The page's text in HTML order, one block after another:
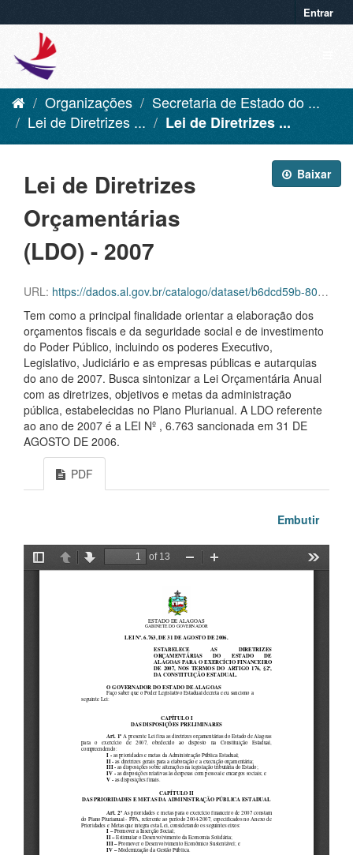
Entrar
Organizações
Secretaria de Estado do ...
Lei de Diretrizes ...
Lei de Diretrizes ...
Baixar
Lei de Diretrizes
Orçamentárias
(LDO) - 2007
URL: https://dados.al.gov.br/catalogo/dataset/b6dcd59b-80d1-43d4-947e-cf45d1a49484/resource/932dd887-cc21-4a00-ace5-ae78ac196441/download/ldo-2007.pdf
Tem como a principal finalidade orientar a elaboração dos
orçamentos fiscais e da seguridade social e de investimento
do Poder Público, incluindo os poderes Executivo,
Legislativo, Judiciário e as empresas públicas e autarquias
do ano de 2007. Busca sintonizar a Lei Orçamentária Anual
com as diretrizes, objetivos e metas da administração
pública, estabelecidas no Plano Plurianual. A LDO referente
ao ano de 2007 é a LEI Nº , 6.763 sancionada em 31 DE
AGOSTO DE 2006.
PDF
Embutir